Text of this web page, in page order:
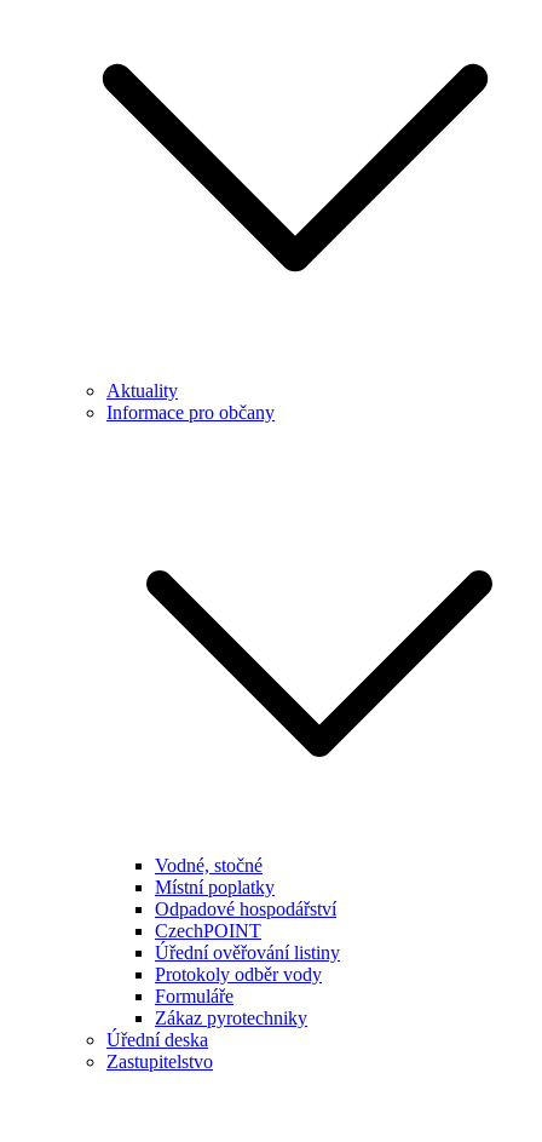
Aktuality
Informace pro občany
Vodné, stočné
Místní poplatky
Odpadové hospodářství
CzechPOINT
Úřední ověřování listiny
Protokoly odběr vody
Formuláře
Zákaz pyrotechniky
Úřední deska
Zastupitelstvo